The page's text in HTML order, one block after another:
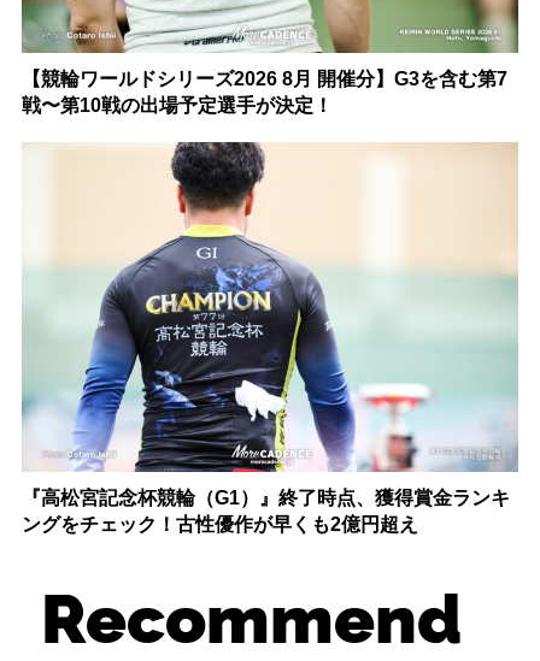
【競輪ワールドシリーズ2026 8月 開催分】G3を含む第7
戦〜第10戦の出場予定選手が決定！
『高松宮記念杯競輪（G1）』終了時点、獲得賞金ランキ
ングをチェック！古性優作が早くも2億円超え
Recommend